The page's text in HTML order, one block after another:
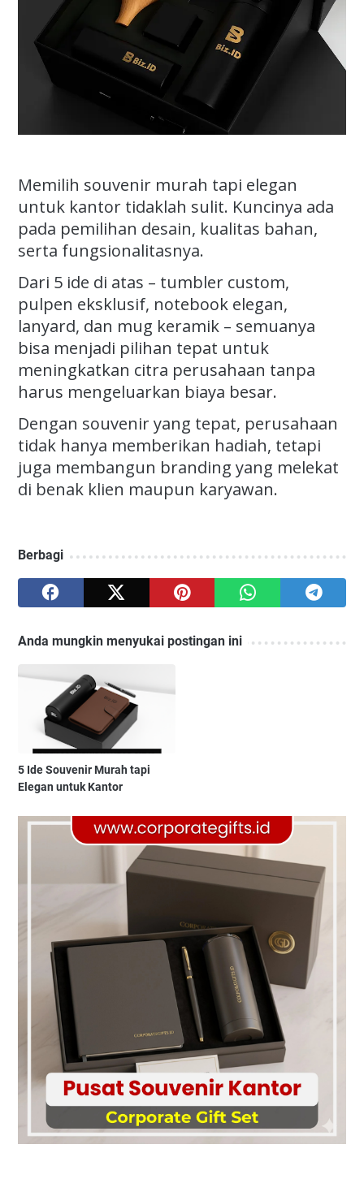
Memilih souvenir murah tapi elegan
untuk kantor tidaklah sulit. Kuncinya ada
pada pemilihan desain, kualitas bahan,
serta fungsionalitasnya.
Dari 5 ide di atas – tumbler custom,
pulpen eksklusif, notebook elegan,
lanyard, dan mug keramik – semuanya
bisa menjadi pilihan tepat untuk
meningkatkan citra perusahaan tanpa
harus mengeluarkan biaya besar.
Dengan souvenir yang tepat, perusahaan
tidak hanya memberikan hadiah, tetapi
juga membangun branding yang melekat
di benak klien maupun karyawan.
Berbagi
Anda mungkin menyukai postingan ini
5 Ide Souvenir Murah tapi
Elegan untuk Kantor